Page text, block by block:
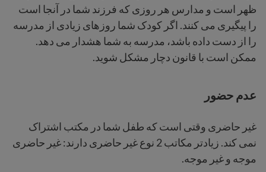
ظهر است و مدارس هر روزی که فرزند شما در آنجا است
را پیگیری می کنند. اگر کودک شما روزهای زیادی از مدرسه
را از دست داده باشد، مدرسه به شما هشدار می دهد.
ممکن است با قانون دچار مشکل شوید.
عدم حضور
غیر حاضری وقتی است که طفل شما در مکتب اشتراک
نمی کند. زیادتر مکاتب 2 نوع غیر حاضری دارند: غیر حاضری
موجه و غیر موجه.